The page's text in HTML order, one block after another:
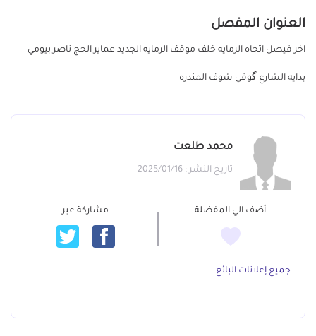
العنوان المفصل
اخر فيصل اتجاه الرمايه خلف موقف الرمايه الجديد عماير الحج ناصر بيومي
بدايه الشارع گوفي شوف المندره
محمد طلعت
تاريخ النشر : 2025/01/16
أضف الي المفضلة مشاركة عبر
جميع إعلانات البائع